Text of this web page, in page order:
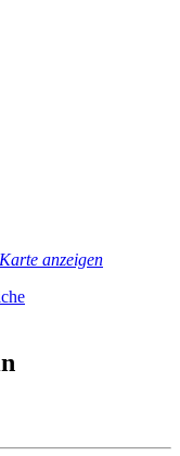
anzeigen